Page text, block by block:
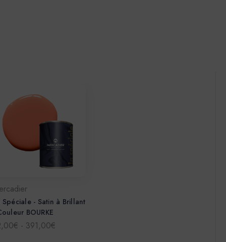
Spéciale - Satin à Brillant
BOURKE
- 391,00€